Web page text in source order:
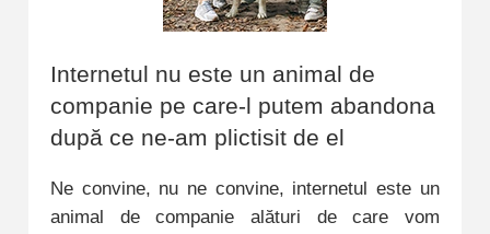
Internetul nu este un animal de
companie pe care-l putem abandona
după ce ne-am plictisit de el
Ne convine, nu ne convine, internetul este un
animal de companie alături de care vom